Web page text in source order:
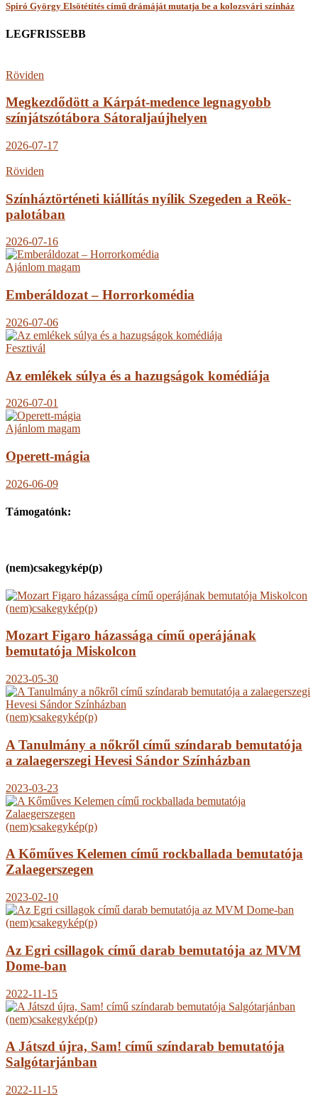
Spiró György Elsötétítés című drámáját mutatja be a kolozsvári színház
LEGFRISSEBB
Röviden
Megkezdődött a Kárpát-medence legnagyobb
színjátszótábora Sátoraljaújhelyen
2026-07-17
Röviden
Színháztörténeti kiállítás nyílik Szegeden a Reök-
palotában
2026-07-16
Ajánlom magam
Emberáldozat – Horrorkomédia
2026-07-06
Fesztivál
Az emlékek súlya és a hazugságok komédiája
2026-07-01
Ajánlom magam
Operett-mágia
2026-06-09
Támogatónk:
(nem)csakegykép(p)
(nem)csakegykép(p)
Mozart Figaro házassága című operájának
bemutatója Miskolcon
2023-05-30
(nem)csakegykép(p)
A Tanulmány a nőkről című színdarab bemutatója
a zalaegerszegi Hevesi Sándor Színházban
2023-03-23
(nem)csakegykép(p)
A Kőműves Kelemen című rockballada bemutatója
Zalaegerszegen
2023-02-10
(nem)csakegykép(p)
Az Egri csillagok című darab bemutatója az MVM
Dome-ban
2022-11-15
(nem)csakegykép(p)
A Játszd újra, Sam! című színdarab bemutatója
Salgótarjánban
2022-11-15